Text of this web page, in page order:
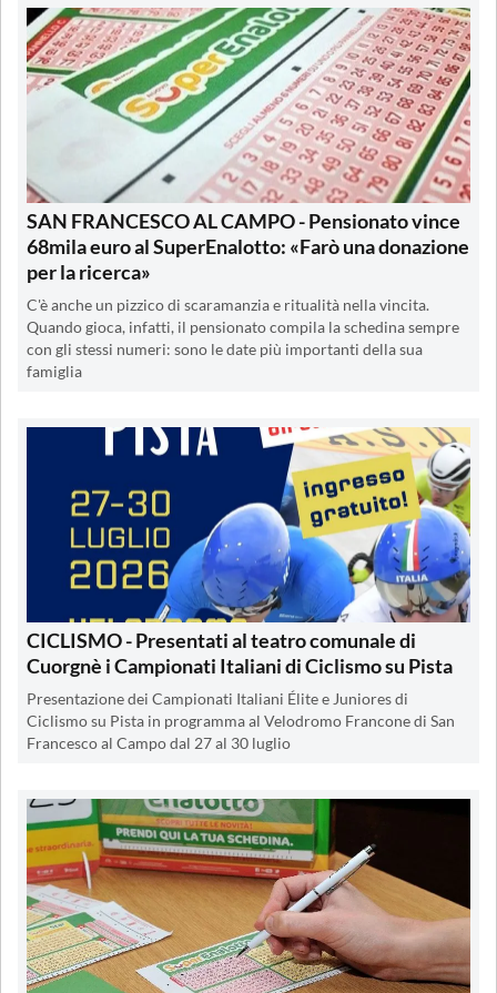
SAN FRANCESCO AL CAMPO - Pensionato vince
68mila euro al SuperEnalotto: «Farò una donazione
per la ricerca»
C'è anche un pizzico di scaramanzia e ritualità nella vincita.
Quando gioca, infatti, il pensionato compila la schedina sempre
con gli stessi numeri: sono le date più importanti della sua
famiglia
CICLISMO - Presentati al teatro comunale di
Cuorgnè i Campionati Italiani di Ciclismo su Pista
Presentazione dei Campionati Italiani Élite e Juniores di
Ciclismo su Pista in programma al Velodromo Francone di San
Francesco al Campo dal 27 al 30 luglio